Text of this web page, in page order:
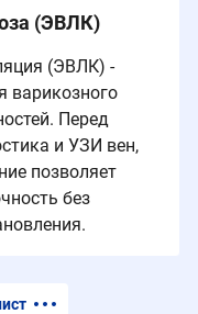
(ЭВЛК)
(ЭВЛК) -
варикозного
Перед
и УЗИ вен,
позволяет
без